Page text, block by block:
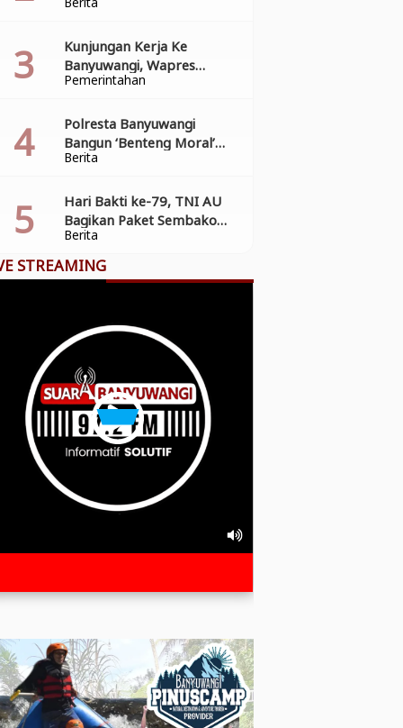
Penyederhanaan Perizinan
Pemerintahan
Kunjungan Kerja Ke
Banyuwangi, Wapres
Gibran Tinjau Progres
Berita
Polresta Banyuwangi
Bangun ‘Benteng Moral’
Pelajar dari Narkoba dan
Berita
Hari Bakti ke-79, TNI AU
Bagikan Paket Sembako
dan Layanan Kesehatan
Gratis di Banyuwangi
STREAMING